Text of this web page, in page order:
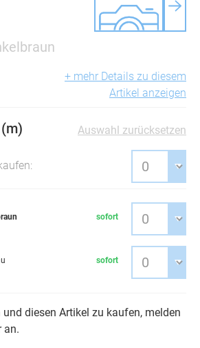
+ mehr Details zu diesem
Artikel anzeigen
Auswahl zurücksetzen
sofort
sofort
und diesen Artikel zu kaufen, melden
an.